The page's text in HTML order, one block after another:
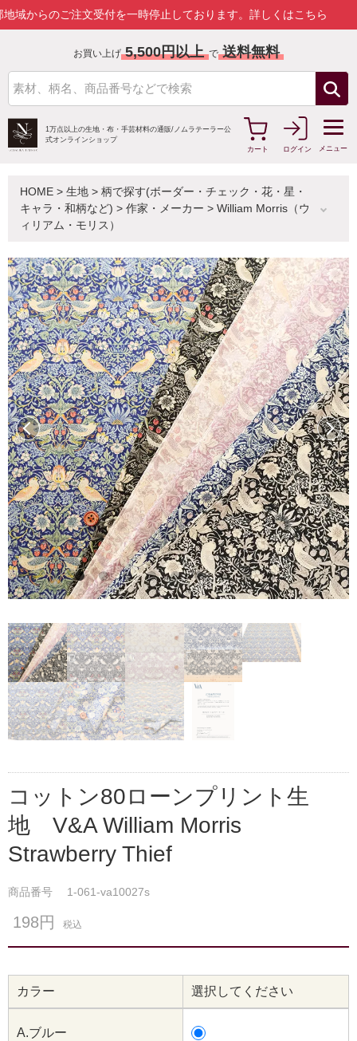
ご注文受付を一時停止しております。詳しくはこちら
お買い上げ 5,500円以上 で 送料無料
1万点以上の生地・布・手芸材料の通販/ ノムラテーラー公
式オンラインショップ
カート
ログイン メニュー
HOME > 生地 > 柄で探す(ボーダー・チェック・花・星・
キャラ・和柄など) > 作家・メーカー > William Morris（ウ
ィリアム・モリス）
前へ 次へ
コットン80ローンプリント生
地 V&A William Morris
Strawberry Thief
商品番号 1-061-va10027s
198円 税込
カラー 選択してください
A.ブルー